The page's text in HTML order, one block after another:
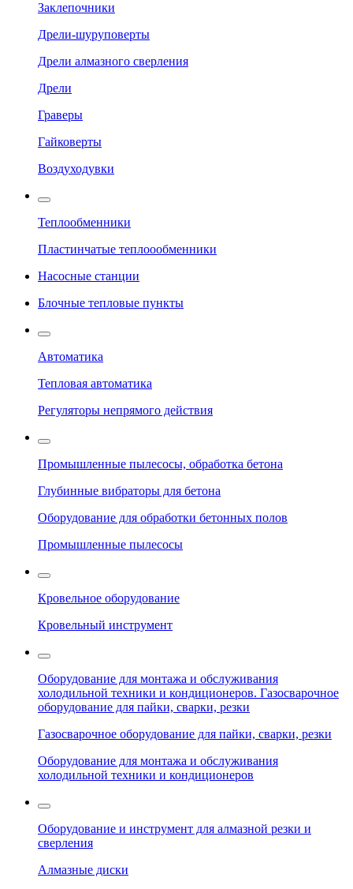
Заклепочники
Дрели-шуруповерты
Дрели алмазного сверления
Дрели
Граверы
Гайковерты
Воздуходувки
Теплообменники
Пластинчатые теплоообменники
Насосные станции
Блочные тепловые пункты
Автоматика
Тепловая автоматика
Регуляторы непрямого действия
Промышленные пылесосы, обработка бетона
Глубинные вибраторы для бетона
Оборудование для обработки бетонных полов
Промышленные пылесосы
Кровельное оборудование
Кровельный инструмент
Оборудование для монтажа и обслуживания
холодильной техники и кондиционеров. Газосварочное
оборудование для пайки, сварки, резки
Газосварочное оборудование для пайки, сварки, резки
Оборудование для монтажа и обслуживания
холодильной техники и кондиционеров
Оборудование и инструмент для алмазной резки и
сверления
Алмазные диски